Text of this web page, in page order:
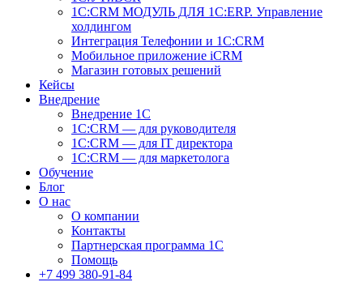
1С:CRM МОДУЛЬ ДЛЯ 1C:ERP. Управление
холдингом
Интеграция Телефонии и 1C:CRM
Мобильное приложение iCRM
Магазин готовых решений
Кейсы
Внедрение
Внедрение 1C
1С:CRM — для руководителя
1С:CRM — для IT директора
1С:CRM — для маркетолога
Обучение
Блог
О нас
О компании
Контакты
Партнерская программа 1С
Помощь
+7 499 380-91-84